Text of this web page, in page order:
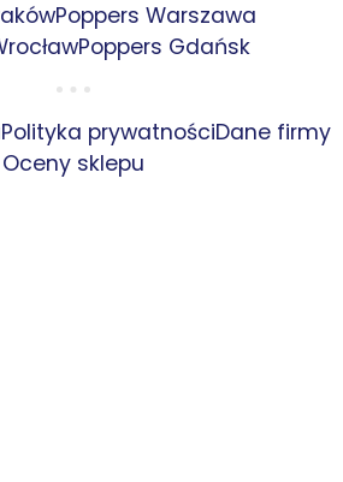
Poppers Warszawa
Poppers Gdańsk
Polityka prywatnościDane firmy
Oceny sklepu